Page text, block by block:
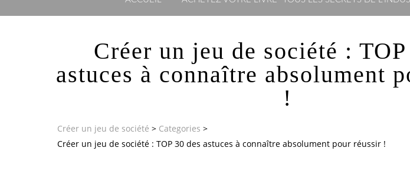
Créer un jeu de société : TOP
astuces à connaître absolument
!
Créer un jeu de société > Categories >
Créer un jeu de société : TOP 30 des astuces à connaître absolument pour réussir !